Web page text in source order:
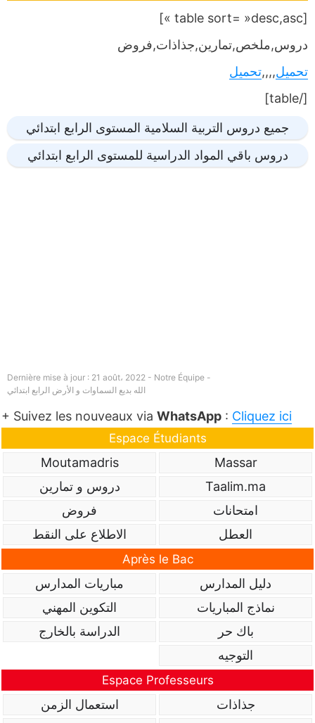
[table sort= »desc,asc »]
دروس,ملخص,تمارين,جذاذات,فروض
تحميل,,,,تحميل
[/table]
جميع دروس التربية السلامية المستوى الرابع ابتدائي
دروس باقي المواد الدراسية للمستوى الرابع ابتدائي
Dernière mise à jour : 21 août، 2022 - Notre Équipe -
الله بديع السماوات و الأرض الرابع ابتدائي
+ Suivez les nouveaux via WhatsApp : Cliquez ici
Espace Étudiants
Massar
Moutamadris
Taalim.ma
دروس و تمارين
امتحانات
فروض
العطل
الاطلاع على النقط
Après le Bac
دليل المدارس
مباريات المدارس
نماذج المباريات
التكوين المهني
باك حر
الدراسة بالخارج
التوجيه
Espace Professeurs
جذاذات
استعمال الزمن